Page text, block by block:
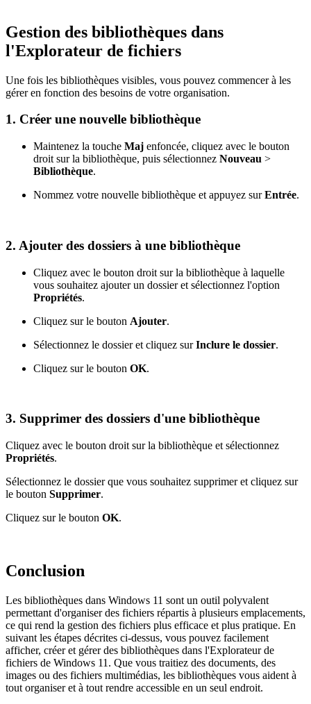
Gestion des bibliothèques dans
l'Explorateur de fichiers
Une fois les bibliothèques visibles, vous pouvez commencer à les
gérer en fonction des besoins de votre organisation.
1. Créer une nouvelle bibliothèque
Maintenez la touche Maj enfoncée, cliquez avec le bouton
droit sur la bibliothèque, puis sélectionnez Nouveau >
Bibliothèque.
Nommez votre nouvelle bibliothèque et appuyez surEntrée.
2. Ajouter des dossiers à une bibliothèque
Cliquez avec le bouton droit sur la bibliothèque à laquelle
vous souhaitez ajouter un dossier et sélectionnez l'option
Propriétés.
Cliquez sur le bouton Ajouter.
Sélectionnez le dossier et cliquez surInclure le dossier.
Cliquez sur le bouton OK.
3. Supprimer des dossiers d'une bibliothèque
Cliquez avec le bouton droit sur la bibliothèque et sélectionnez
Propriétés.
Sélectionnez le dossier que vous souhaitez supprimer et cliquez sur
le bouton Supprimer.
Cliquez sur le bouton OK.
Conclusion
Les bibliothèques dans Windows 11 sont un outil polyvalent
permettant d'organiser des fichiers répartis à plusieurs emplacements,
ce qui rend la gestion des fichiers plus efficace et plus pratique. En
suivant les étapes décrites ci-dessus, vous pouvez facilement
afficher, créer et gérer des bibliothèques dans l'Explorateur de
fichiers de Windows 11. Que vous traitiez des documents, des
images ou des fichiers multimédias, les bibliothèques vous aident à
tout organiser et à tout rendre accessible en un seul endroit.